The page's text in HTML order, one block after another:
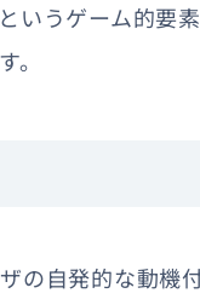
いうゲーム的要
。
の自発的な動機